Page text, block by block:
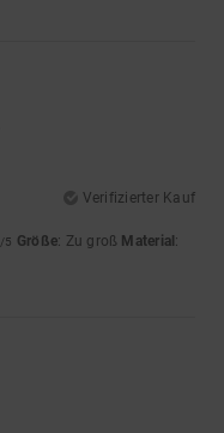
Verifizierter Kauf
/5 Größe: Zu groß Material: